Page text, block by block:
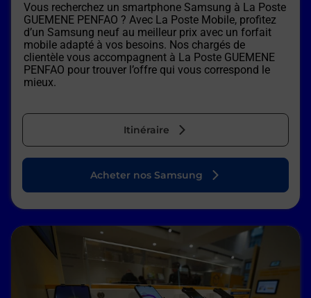
Vous recherchez un smartphone Samsung à La Poste
GUEMENE PENFAO ? Avec La Poste Mobile, profitez
d’un Samsung neuf au meilleur prix avec un forfait
mobile adapté à vos besoins. Nos chargés de
clientèle vous accompagnent à La Poste GUEMENE
PENFAO pour trouver l’offre qui vous correspond le
mieux.
Itinéraire
Acheter nos Samsung